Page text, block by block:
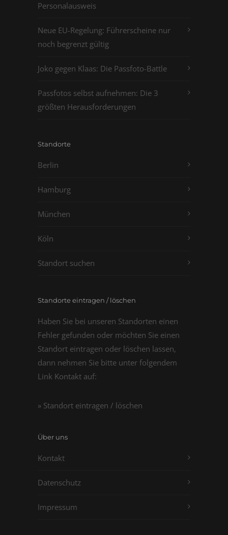
Personalausweis
Neue EU-Regelung: Führerscheine nur
noch begrenzt gültig
Joko gegen Klaas: Die Passfoto-Battle
Passfotos selbst aufnehmen: Die 3
größten Herausforderungen
Standorte
Berlin
Hamburg
München
Köln
Standort suchen
Standorte eintragen / löschen
Haben Sie bei unseren Standorten einen
Fehler gefunden oder möchten Sie einen
Standort eintragen oder löschen lassen,
dann nehmen Sie bitte unter folgendem
Link Kontakt auf:
» Standort eintragen / löschen
Über uns
Kontakt
Datenschutz
Impressum